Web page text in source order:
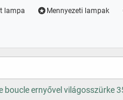
lampa Mennyezeti lampak
ernyővel világosszürke